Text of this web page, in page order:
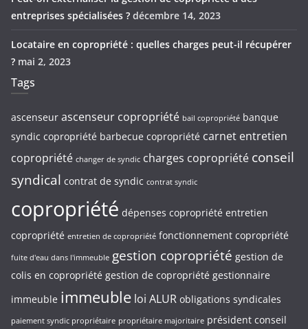
entreprises spécialisées ? décembre 14, 2023
Locataire en copropriété : quelles charges peut-il récupérer
? mai 2, 2023
Tags
ascenseur ascenseur copropriété bail copropriété banque
syndic copropriété barbecue copropriété carnet entretien
copropriété changer de syndic charges copropriété conseil
syndical contrat de syndic contrat syndic
copropriété dépenses copropriété entretien
copropriété entretien de copropriété fonctionnement copropriété
fuite d'eau dans l'immeuble gestion copropriété gestion de
colis en copropriété gestion de copropriété gestionnaire
immeuble immeuble loi ALUR obligations syndicales
paiement syndic propriétaire propriétaire majoritaire président conseil